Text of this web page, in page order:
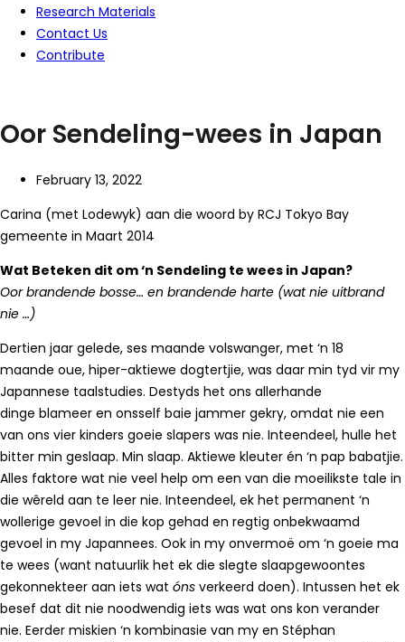
Research Materials
Contact Us
Contribute
Oor Sendeling-wees in Japan
February 13, 2022
Carina (met Lodewyk) aan die woord by RCJ Tokyo Bay
gemeente in Maart 2014
Wat Beteken dit om ‘n Sendeling te wees in Japan?
Oor brandende bosse… en brandende harte (wat nie uitbrand
nie …)
Dertien jaar gelede, ses maande volswanger, met ‘n 18
maande oue, hiper-aktiewe dogtertjie, was daar min tyd vir my
Japannese taalstudies. Destyds het ons allerhande
dinge blameer en onsself baie jammer gekry, omdat nie een
van ons vier kinders goeie slapers was nie. Inteendeel, hulle het
bitter min geslaap. Min slaap. Aktiewe kleuter én ‘n pap babatjie.
Alles faktore wat nie veel help om een van die moeilikste tale in
die wêreld aan te leer nie. Inteendeel, ek het permanent ‘n
wollerige gevoel in die kop gehad en regtig onbekwaamd
gevoel in my Japannees. Ook in my onvermoë om ‘n goeie ma
te wees (want natuurlik het ek die slegte slaapgewoontes
gekonnekteer aan iets wat óns verkeerd doen). Intussen het ek
besef dat dit nie noodwendig iets was wat ons kon verander
nie. Eerder miskien ‘n kombinasie van my en Stéphan